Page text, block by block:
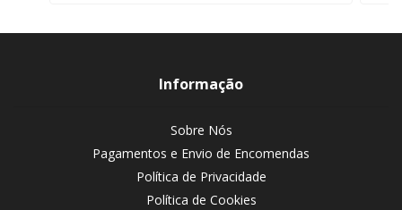
Informação
Sobre Nós
Pagamentos e Envio de Encomendas
Política de Privacidade
Política de Cookies